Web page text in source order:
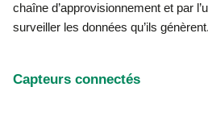
chaîne d’approvisionnement et par
surveiller les données qu’ils génèrent.
Capteurs connectés